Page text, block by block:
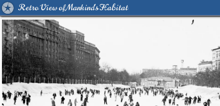
Retro View of Mankind's Habitat